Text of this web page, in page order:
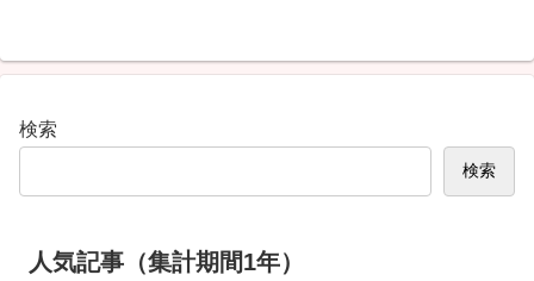
検索
検索
人気記事（集計期間1年）